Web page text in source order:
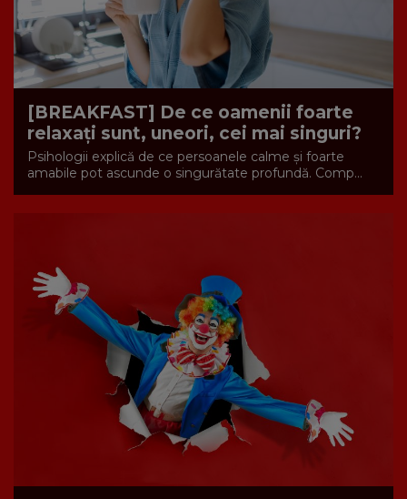
[BREAKFAST] De ce oamenii foarte
relaxați sunt, uneori, cei mai singuri?
Psihologii explică de ce persoanele calme și foarte
amabile pot ascunde o singurătate profundă. Comp...